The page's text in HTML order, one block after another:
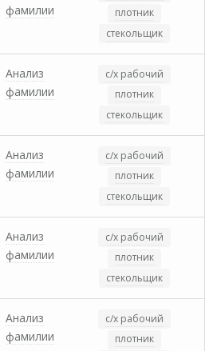
фамилии
плотник
стекольщик
Анализ
фамилии
с/х рабочий
плотник
стекольщик
Анализ
фамилии
с/х рабочий
плотник
стекольщик
Анализ
фамилии
с/х рабочий
плотник
стекольщик
Анализ
фамилии
с/х рабочий
плотник